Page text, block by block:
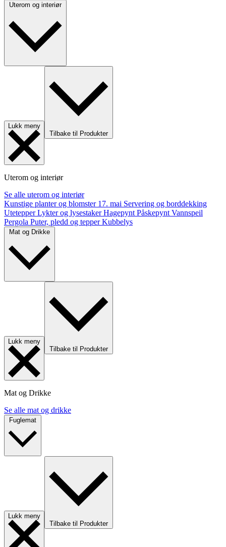
Uterom og interiør
Lukk meny
Tilbake til Produkter
Uterom og interiør
Se alle uterom og interiør
Kunstige planter og blomster 17. mai Servering og borddekking
UtetepperLykter og lysestakerHagepynt Påskepynt Vannspeil
Pergola Puter, pledd og tepperKubbelys
Lukk meny
Tilbake til Produkter
Mat og Drikke
Se alle mat og drikke
Lukk meny
Tilbake til Produkter